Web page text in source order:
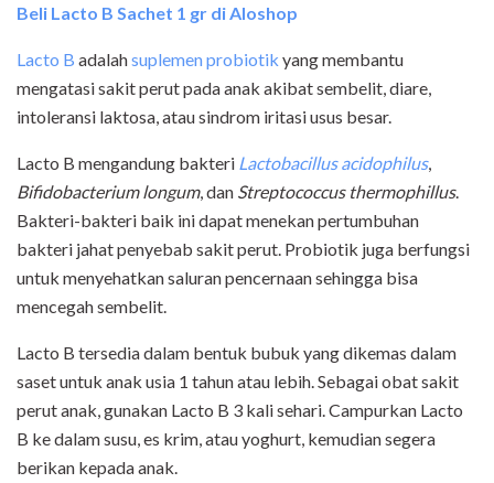
Beli Lacto B Sachet 1 gr di Aloshop
Lacto B adalahsuplemen probiotik yang membantu
mengatasi sakit perut pada anak akibat sembelit, diare,
intoleransi laktosa, atau sindrom iritasi usus besar.
Lacto B mengandung bakteri Lactobacillus acidophilus,
Bifidobacterium longum, dan Streptococcus thermophillus.
Bakteri-bakteri baik ini dapat menekan pertumbuhan
bakteri jahat penyebab sakit perut. Probiotik juga berfungsi
untuk menyehatkan saluran pencernaan sehingga bisa
mencegah sembelit.
Lacto B tersedia dalam bentuk bubuk yang dikemas dalam
saset untuk anak usia 1 tahun atau lebih. Sebagai obat sakit
perut anak, gunakan Lacto B 3 kali sehari. Campurkan Lacto
B ke dalam susu, es krim, atau yoghurt, kemudian segera
berikan kepada anak.